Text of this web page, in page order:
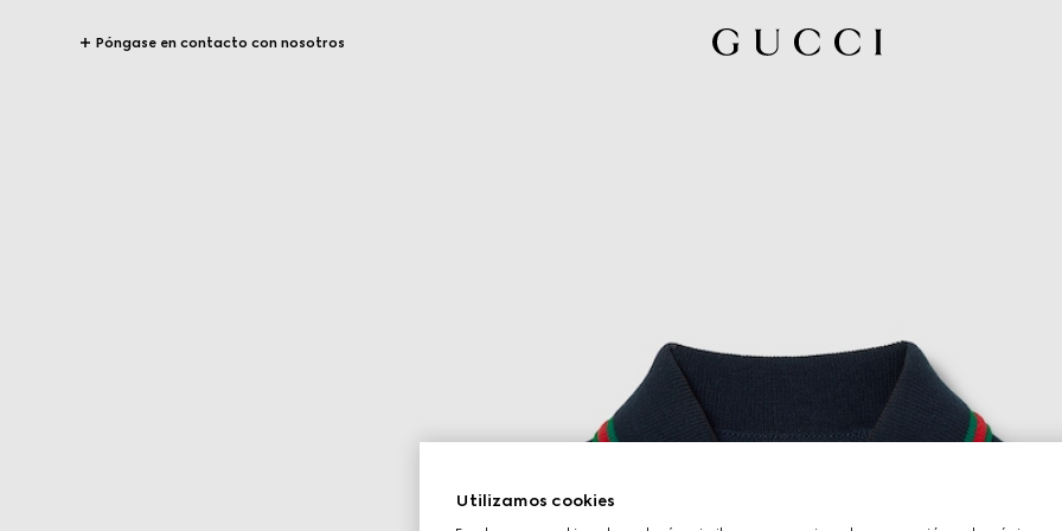
Póngase en contacto con nosotros
Utilizamos cookies